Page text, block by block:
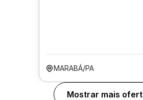
MARABÁ/PA
Mostrar mais